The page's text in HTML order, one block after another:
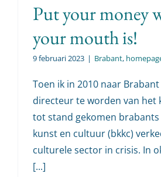
Put your money
your mouth is!
9 februari 2023 | Brabant,
Toen ik in 2010 naar
directeur te worden van het
tot stand gekomen
kunst en cultuur (bkkc)
culturele sector in crisis. In
[...]